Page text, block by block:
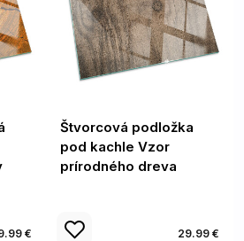
€
Štvorcová podložka
pod kachle Vzor
prírodného dreva
29.99 €